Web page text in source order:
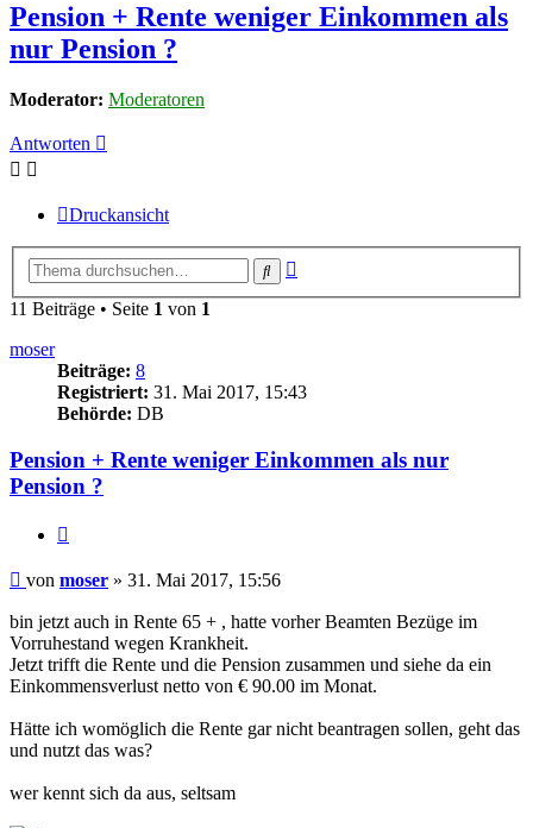
Pension + Rente weniger Einkommen als
nur Pension ?
Moderator: Moderatoren
Antworten
Druckansicht
Suche
11 Beiträge • Seite 1 von 1
moser
Beiträge: 8
Registriert: 31. Mai 2017, 15:43
Behörde: DB
Pension + Rente weniger Einkommen als nur
Pension ?
Beitrag
von moser » 31. Mai 2017, 15:56
bin jetzt auch in Rente 65 + , hatte vorher Beamten Bezüge im
Vorruhestand wegen Krankheit.
Jetzt trifft die Rente und die Pension zusammen und siehe da ein
Einkommensverlust netto von € 90.00 im Monat.
Hätte ich womöglich die Rente gar nicht beantragen sollen, geht das
und nutzt das was?
wer kennt sich da aus, seltsam